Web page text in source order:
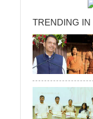
TRENDING IN
×